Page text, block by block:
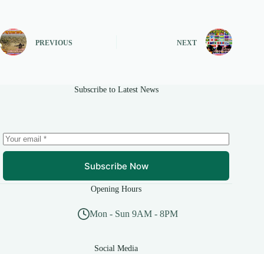
PREVIOUS NEXT
Subscribe to Latest News
Subscribe Now
Opening Hours
Mon - Sun 9AM - 8PM
Social Media